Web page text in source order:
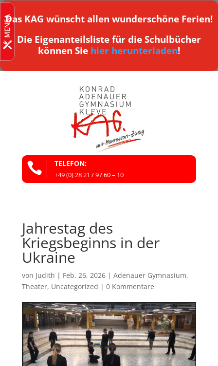
Das KAG wünscht allen wunderschöne Ferien!
Die Eigenanteilsliste für die Schulbücher
können Sie hier herunterladen!
 TELEFON:
+49 (0) 28 21 / 97 60 – 10
Jahrestag des
Kriegsbeginns in der
Ukraine
von Judith | Feb. 26, 2026| Adenauer Gymnasium,
Theater, Uncategorized | 0 Kommentare